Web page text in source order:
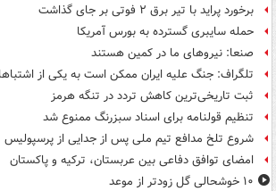
برخورد پراید با تیر برق ۲ فوتی بر جای گذاشت
حمله سایبری گسترده به بورس آمریکا
صنعا: نیروهای ما در کمین‌ هستند
تلگراف: جنگ علیه ایران ممکن است به یکی از
ثبت تاریخی‌ترین کاهش تردد در تنگه هرمز
تنظیم قولنامه برای اسناد سبزرنگ ممنوع شد
شروع تلخ مدافع تیم ملی پس از جدایی از پرسپولیس
امضای توافق دفاعی بین عربستان، ترکیه و پاکستان
۱۰ خوشحالی گل زودتر از موعد